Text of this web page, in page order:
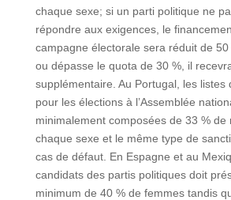
chaque sexe; si un parti politique ne
répondre aux exigences, le
campagne électorale sera réduit de 50
ou dépasse le quota de 30 %, il
supplémentaire. Au Portugal, les listes
pour les élections à l’Assemblée
minimalement composées de 33 % de
chaque sexe et le même type de
cas de défaut. En Espagne et au
candidats des partis politiques doit
minimum de 40 % de femmes tandis